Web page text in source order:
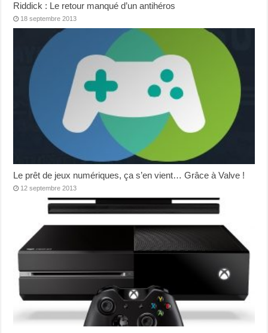
Riddick : Le retour manqué d’un antihéros
18 septembre 2013
Le prêt de jeux numériques, ça s’en vient… Grâce à Valve !
12 septembre 2013